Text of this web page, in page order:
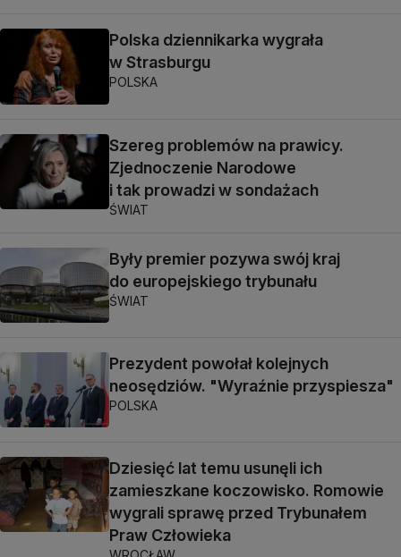
Polska dziennikarka wygrała
w Strasburgu
POLSKA
Szereg problemów na prawicy.
Zjednoczenie Narodowe
i tak prowadzi w sondażach
ŚWIAT
Były premier pozywa swój kraj
do europejskiego trybunału
ŚWIAT
Prezydent powołał kolejnych
neosędziów. "Wyraźnie przyspiesza"
POLSKA
Dziesięć lat temu usunęli ich
zamieszkane koczowisko. Romowie
wygrali sprawę przed Trybunałem
Praw Człowieka